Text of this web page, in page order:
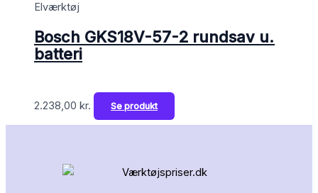
Elværktøj
Bosch GKS18V-57-2 rundsav u.
batteri
2.238,00 kr. Se produkt